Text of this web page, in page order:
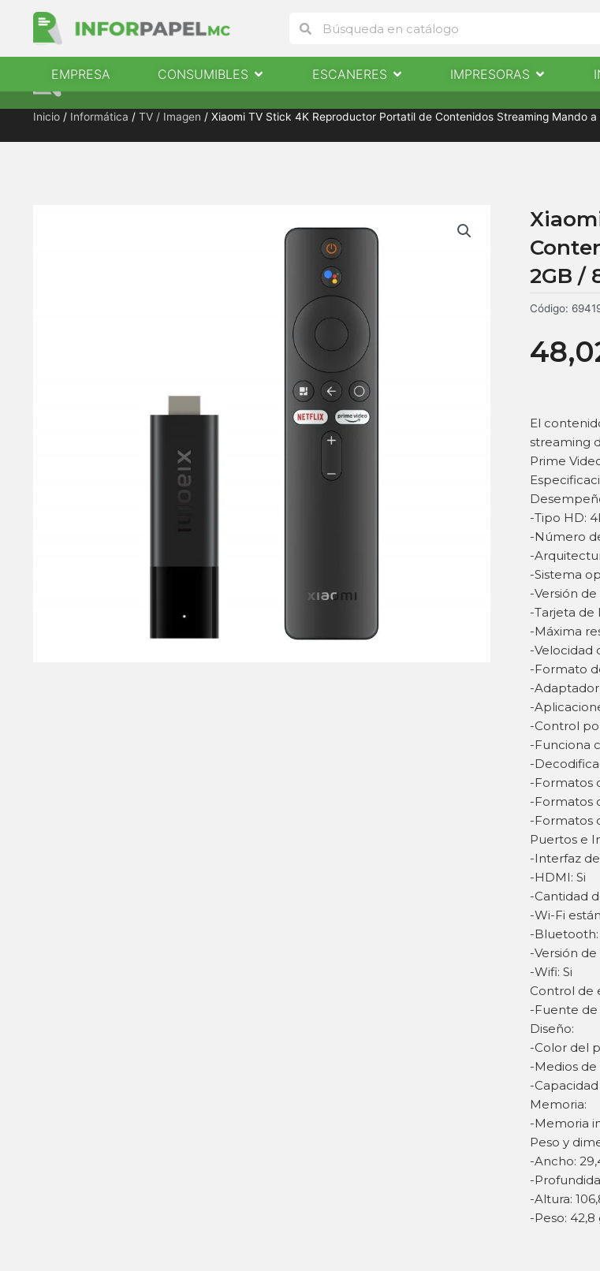
contenido
BuscarBuscar
EMPRESA CONSUMIBLES ESCANERES IMPRESORAS INFORMÁTICA
EMPRESA CONSUMIBLES Abrir Consumibles
ESCANERES Abrir EscaneresIMPRESORAS Abrir
Inicio / Informática / TV / Imagen / Xiaomi TV Stick 4K Reproductor Portatil de Contenidos Streaming Mando a
2GB /
Código:
El
streaming
Prime
-Tipo HD:
-Número
-
-Sistema
-Versión de
-Tarjeta de
-Máxima
-Velocidad
-Formato
-Adaptador
-
-Control
-Funciona
-
-Formatos
-Formatos
-Formatos
Puertos e
-Interfaz
-HDMI: Si
-Cantidad
-Wi-Fi
-Bluetooth:
-Versión
-Wifi: Si
Control de
-Fuente de
Diseño:
-Color del
-Medios
-
Memoria:
-Memoria
Peso y
-Ancho:
-
-Altura:
-Peso: 42,8